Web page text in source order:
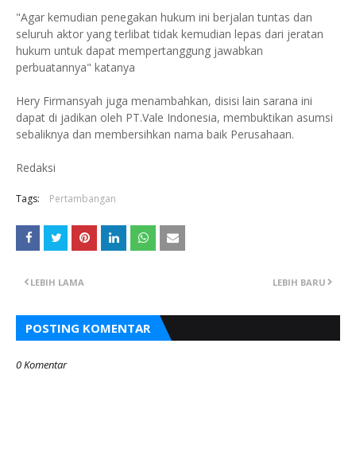
"Agar kemudian penegakan hukum ini berjalan tuntas dan
seluruh aktor yang terlibat tidak kemudian lepas dari jeratan
hukum untuk dapat mempertanggung jawabkan
perbuatannya" katanya
Hery Firmansyah juga menambahkan, disisi lain sarana ini
dapat di jadikan oleh PT.Vale Indonesia, membuktikan asumsi
sebaliknya dan membersihkan nama baik Perusahaan.
Redaksi
Tags: Pertambangan
LEBIH BARU
LEBIH LAMA
POSTING KOMENTAR
0 Komentar